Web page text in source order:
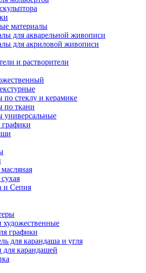
материалы
для акварельной живописи
для акриловой живописи
и растворители
по стеклу и керамике
по ткани
универсальные
и Сепия
художественные
графики
для карандаша и угля
для карандашей